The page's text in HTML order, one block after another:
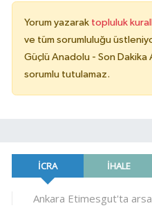
Yorum yazarak topluluk
ve tüm sorumluluğu
Güçlü Anadolu - Son
sorumlu tutulamaz.